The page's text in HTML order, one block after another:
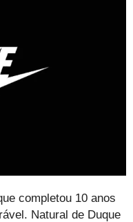
completou 10 anos
Natural de Duque